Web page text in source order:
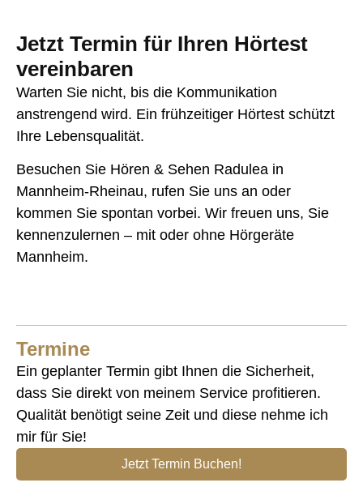
Jetzt Termin für Ihren Hörtest
vereinbaren
Warten Sie nicht, bis die Kommunikation
anstrengend wird. Ein frühzeitiger Hörtest schützt
Ihre Lebensqualität.
Besuchen Sie Hören & Sehen Radulea in
Mannheim-Rheinau, rufen Sie uns an oder
kommen Sie spontan vorbei. Wir freuen uns, Sie
kennenzulernen – mit oder ohne Hörgeräte
Mannheim.
Termine
Ein geplanter Termin gibt Ihnen die Sicherheit,
dass Sie direkt von meinem Service profitieren.
Qualität benötigt seine Zeit und diese nehme ich
mir für Sie!
Jetzt Termin Buchen!